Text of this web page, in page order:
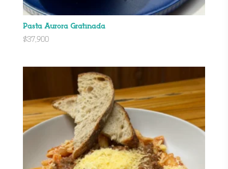
Pasta Aurora Gratinada
$37,900